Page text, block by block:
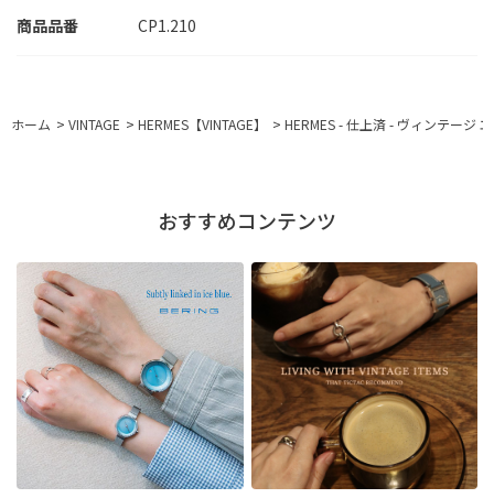
CP1.210
ホーム > VINTAGE > HERMES【VINTAGE】 > HERMES - 仕上済 - ヴィンテージ
おすすめコンテンツ